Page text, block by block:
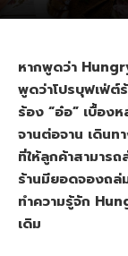
หากพูดว่า
พูดว่าโปรบุฟเฟ่ต์
ร้อง “อ๋อ” เบื้อง
จานต่อจาน เดินท
ที่ให้ลูกค้าสามาร
ร้านมียอดจองถล่
ทำความรู้จัก
เดิม